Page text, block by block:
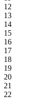
12
13
14
15
16
17
18
19
20
21
22